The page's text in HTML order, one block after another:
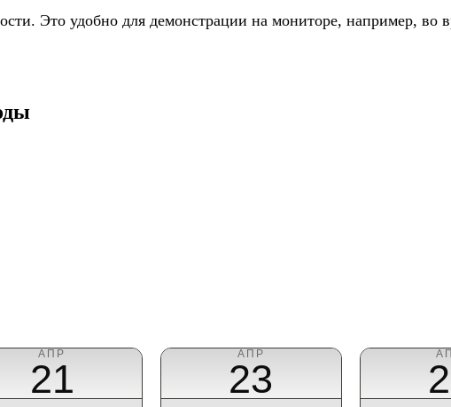
Это удобно для демонстрации на мониторе, например,
АПР
21
АПР
23